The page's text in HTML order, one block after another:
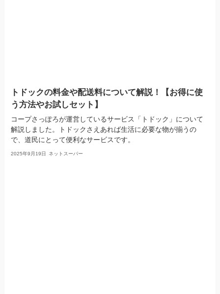
トドックの料金や配送料について解説！【お得に使
う方法やお試しセット】
コープさっぽろが運営しているサービス「トドック」について
解説しました。トドックさえあれば生活に必要な物が揃うの
で、道民にとって便利なサービスです。
2025年9月19日 ネットスーパー